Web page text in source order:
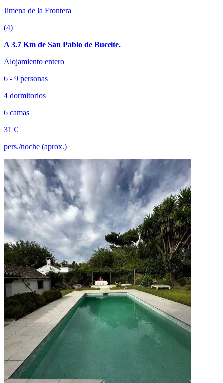
Jimena de la Frontera
(4)
A 3.7 Km de San Pablo de Buceite.
Alojamiento entero
6 - 9 personas
4 dormitorios
6 camas
31 €
pers./noche (aprox.)